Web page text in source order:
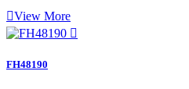
View More

FH48190